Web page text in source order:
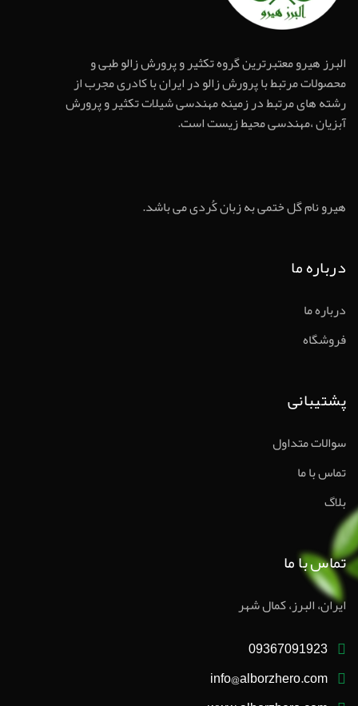
البرز هیرو معتبرترین گروه تکثیر و پرورش زالو طبی و
محصولات مرتبط با پرورش زالو در ایران با کادری مجرب از
رشته های مرتبط در زمینه مهندسی شیلات تکثیر و پرورش
آبزیان ،مهندسی محیط زیست است.
هیرو نام گل ختمی به زبان کُردی می باشد.
درباره ما
درباره ما
فروشگاه
پشتیبانی
سوالات متداول
تماس با ما
بلاگ
تماس با ما
ایران، البرز، کمال شهر
09367091923
info@alborzhero.com